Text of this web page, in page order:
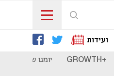
ועידות
+GROWTH יומנו של